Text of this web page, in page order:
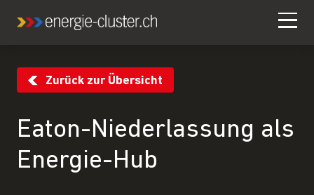
Zurück zur Übersicht
Eaton-Niederlassung als
Energie-Hub